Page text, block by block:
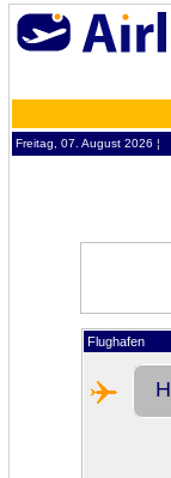
Freitag, 07. August 2026 ¦
Flughafen